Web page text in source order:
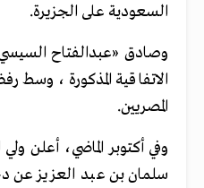
السعودية على الجزيرة.
الاتفاقية المذكورة،
المصريين.
وفي أكتوبر الماضي، أعلن
سلمان بن عبد العزيز عن